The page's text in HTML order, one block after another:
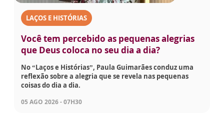
LAÇOS E HISTÓRIAS
Você tem percebido as pequenas alegrias
que Deus coloca no seu dia a dia?
No “Laços e Histórias”, Paula Guimarães conduz uma
reflexão sobre a alegria que se revela nas pequenas
coisas do dia a dia.
05 AGO 2026 - 07H30